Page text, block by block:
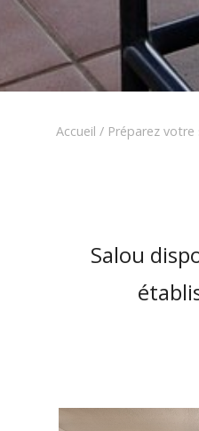
Accueil / Préparez votre
Salou